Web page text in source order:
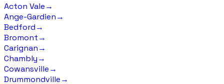
Acton Vale→
Ange-Gardien→
Bedford→
Bromont→
Carignan→
Chambly→
Cowansville→
Drummondville→